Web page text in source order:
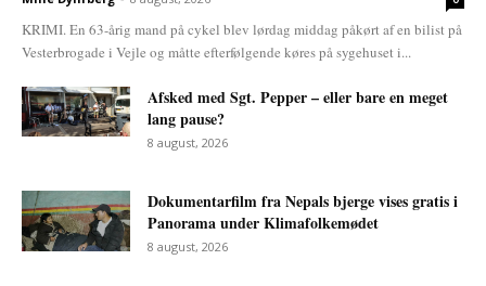
KRIMI. En 63-årig mand på cykel blev lørdag middag påkørt af en bilist på
Vesterbrogade i Vejle og måtte efterfølgende køres på sygehuset i...
Afsked med Sgt. Pepper – eller bare en meget
lang pause?
8 august, 2026
Dokumentarfilm fra Nepals bjerge vises gratis i
Panorama under Klimafolkemødet
8 august, 2026